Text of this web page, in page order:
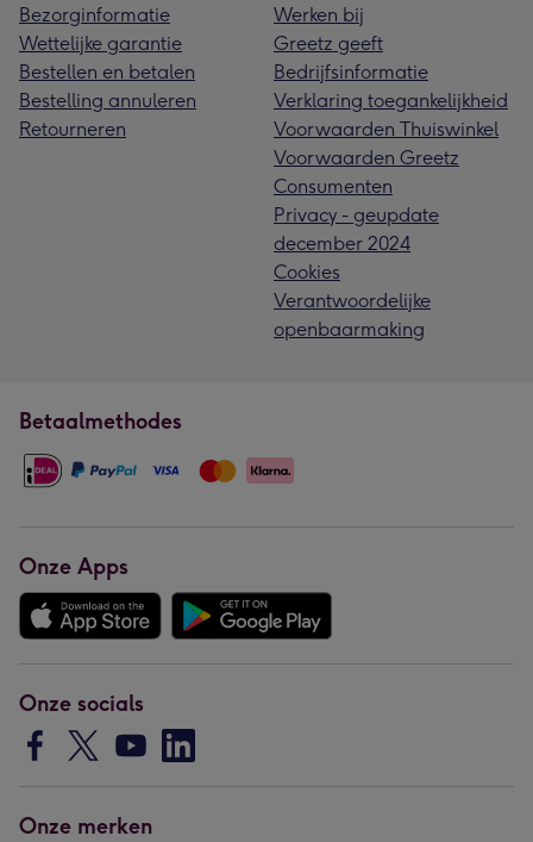
Bezorginformatie
Wettelijke garantie
Bestellen en betalen
Bestelling annuleren
Retourneren
Werken bij
Greetz geeft
Bedrijfsinformatie
Verklaring toegankelijkheid
Voorwaarden Thuiswinkel
Voorwaarden Greetz
Consumenten
Privacy - geupdate
december 2024
Cookies
Verantwoordelijke
openbaarmaking
Betaalmethodes
Onze Apps
Onze socials
Onze merken